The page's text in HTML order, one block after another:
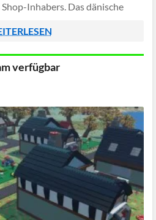
Inhabers. Das dänische
verfügbar